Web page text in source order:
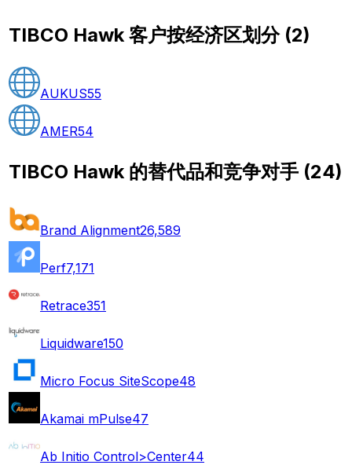
TIBCO Hawk 客户按经济区划分(2)
AUKUS55
AMER54
TIBCO Hawk 的替代品和竞争对手 (24)
Brand Alignment26,589
Perf7,171
Retrace351
Liquidware150
Micro Focus SiteScope48
Akamai mPulse47
Ab Initio Control>Center44